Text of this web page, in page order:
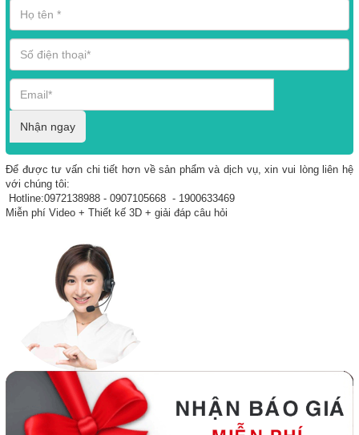
Nhận ngay
Để được tư vấn chi tiết hơn về sản phẩm và dịch vụ, xin vui lòng liên hệ
với chúng tôi:
Hotline:0972138988 - 0907105668 - 1900633469
Miễn phí Video + Thiết kế 3D + giải đáp câu hỏi